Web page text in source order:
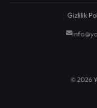
Gizlilik
© 2026